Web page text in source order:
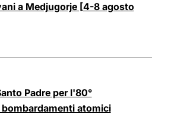
a Medjugorje [4-8 agosto
Padre per l'80°
atomici